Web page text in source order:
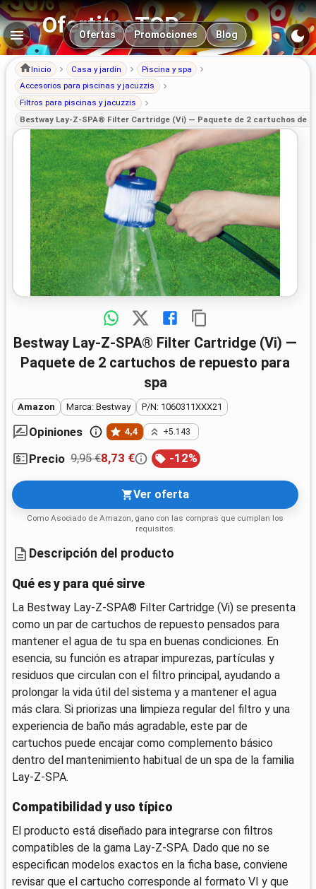
OfertitasTOP
Navegación principal
Ofertas Promociones Blog
Inicio Casa y jardín
Piscina y spa
Accesorios para piscinas y jacuzzis
Filtros para piscinas y jacuzzis
Bestway Lay-Z-SPA® Filter Cartridge (Vi) — Paquete de 2 cartuchos de
Bestway Lay-Z-SPA® Filter Cartridge (Vi) —
Paquete de 2 cartuchos de repuesto para
spa
Amazon Marca: Bestway P/N: 1060311XXX21
Opiniones 4,4 +5.143
Precio 9,95 €8,73 € -12%
Ver oferta
Como Asociado de Amazon, gano con las compras que cumplan los
requisitos.
Descripción del producto
Qué es y para qué sirve
La Bestway Lay-Z-SPA® Filter Cartridge (Vi) se presenta
como un par de cartuchos de repuesto pensados para
mantener el agua de tu spa en buenas condiciones. En
esencia, su función es atrapar impurezas, partículas y
residuos que circulan con el filtro principal, ayudando a
prolongar la vida útil del sistema y a mantener el agua
más clara. Si priorizas una limpieza regular del filtro y una
experiencia de baño más agradable, este par de
cartuchos puede encajar como complemento básico
dentro del mantenimiento habitual de un spa de la familia
Lay-Z-SPA.
Compatibilidad y uso típico
El producto está diseñado para integrarse con filtros
compatibles de la gama Lay-Z-SPA. Dado que no se
especifican modelos exactos en la ficha base, conviene
revisar que el cartucho corresponde al formato VI y que